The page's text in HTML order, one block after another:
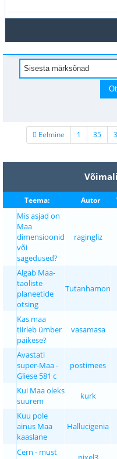
Eelmine 1 35
Teema: Autor
Mis asjad on
Maa
dimensioonid
või
sagedused?
ragingliz
Algab Maa-
taoliste
planeetide
otsing
Tutanhamon
Kas maa
tiirleb ümber
päikese?
vasamasa
Avastati
super-Maa -
Gliese 581 c
postimees
Kui Maa oleks
suurem
kurk
Kuu pole
ainus Maa
kaaslane
Hallucigenia
Cern - must